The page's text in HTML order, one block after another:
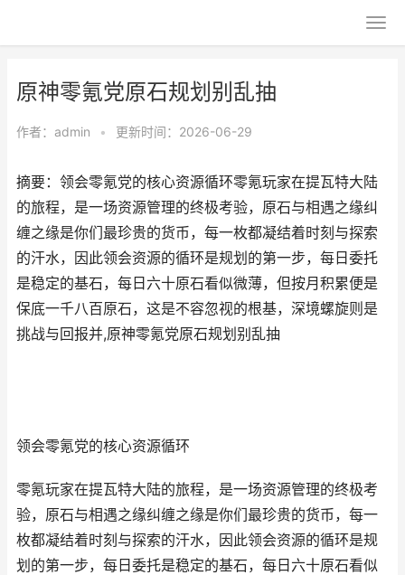
原神零氪党原石规划别乱抽
作者： admin • 更新时间：2026-06-29
摘要：领会零氪党的核心资源循环零氪玩家在提瓦特大陆
的旅程，是一场资源管理的终极考验，原石与相遇之缘纠
缠之缘是你们最珍贵的货币，每一枚都凝结着时刻与探索
的汗水，因此领会资源的循环是规划的第一步，每日委托
是稳定的基石，每日六十原石看似微薄，但按月积累便是
保底一千八百原石，这是不容忽视的根基，深境螺旋则是
挑战与回报并,原神零氪党原石规划别乱抽
领会零氪党的核心资源循环
零氪玩家在提瓦特大陆的旅程，是一场资源管理的终极考
验，原石与相遇之缘纠缠之缘是你们最珍贵的货币，每一
枚都凝结着时刻与探索的汗水，因此领会资源的循环是规
划的第一步，每日委托是稳定的基石，每日六十原石看似